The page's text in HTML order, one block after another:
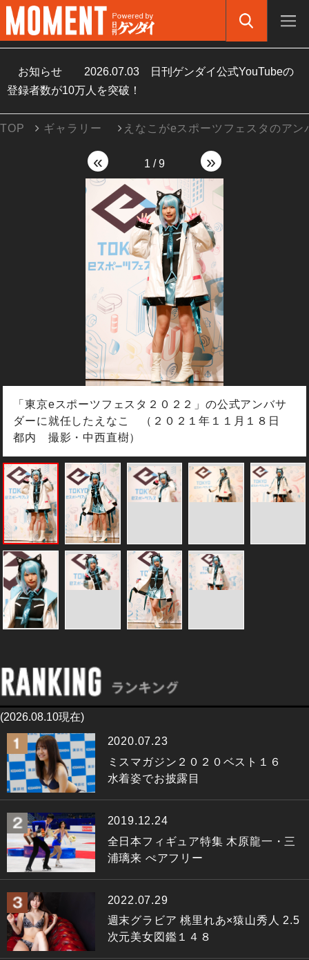
お知らせ 2026.07.03
日刊ゲンダイ公式YouTubeの
登録者数が10万人を突破！
TOP ギャラリー えなこがeスポーツフェスタのアン
«
「東京eスポーツフェスタ２０２２」の公式アンバサ
ダーに就任したえなこ （２０２１年１１月１８日
都内 撮影・中西直樹）
»
1 /9
(2026.08.10現在)
2020.07.23
ミスマガジン２０２０ベスト１６
水着姿でお披露目
2019.12.24
全日本フィギュア特集 木原龍一・三
浦璃来 ぺアフリー
2022.07.29
週末グラビア 桃里れあ×猿山秀人 2.5
次元美女図鑑１４８